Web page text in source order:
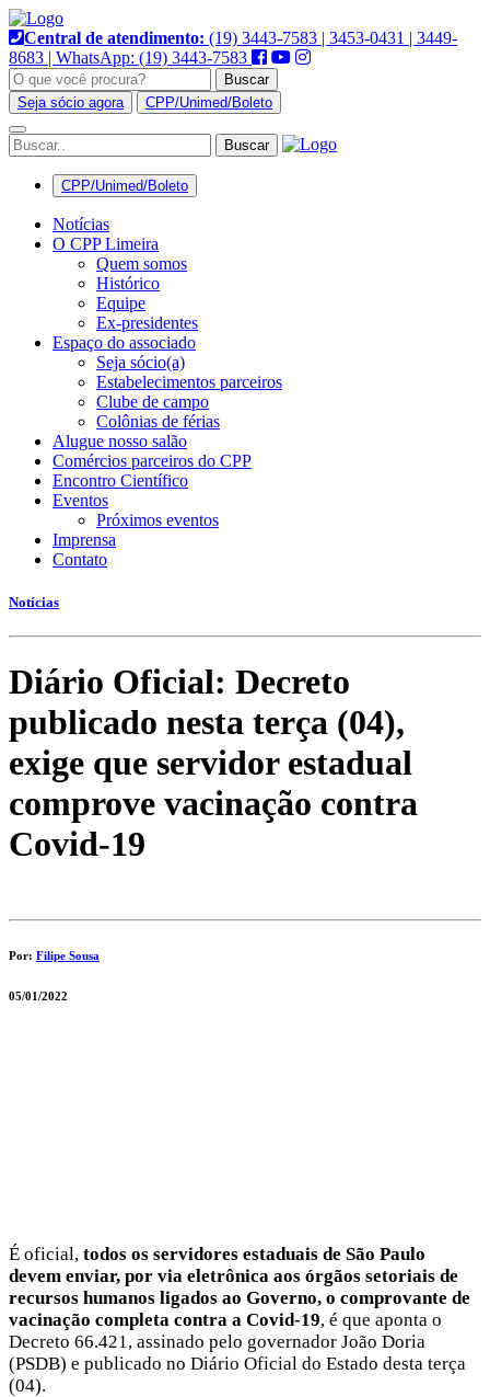
Pular
para
o
conteúdo
Central de atendimento: (19) 3443-7583 | 3453-0431 | 3449-
8683 | WhatsApp: (19) 3443-7583
Buscar
Seja sócio agora
CPP/Unimed/Boleto
Alternar
navegação
CPP/Unimed/Boleto
Notícias
O CPP Limeira
Quem somos
Histórico
Equipe
Ex-presidentes
Espaço do associado
Seja sócio(a)
Estabelecimentos parceiros
Clube de campo
Colônias de férias
Alugue nosso salão
Comércios parceiros do CPP
Encontro Científico
Eventos
Próximos eventos
Imprensa
Contato
Notícias
Diário Oficial: Decreto
publicado nesta terça (04),
exige que servidor estadual
comprove vacinação contra
Covid-19
Por: Filipe Sousa
05/01/2022
É oficial, todos os servidores estaduais de São Paulo
devem enviar, por via eletrônica aos órgãos setoriais de
recursos humanos ligados ao Governo, o comprovante de
vacinação completa contra a Covid-19, é que aponta o
Decreto 66.421, assinado pelo governador João Doria
(PSDB) e publicado no Diário Oficial do Estado desta terça
(04).